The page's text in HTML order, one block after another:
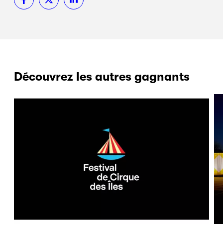
Découvrez les autres gagnants